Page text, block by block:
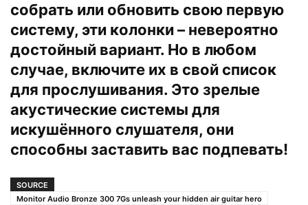
собрать или обновить свою первую
систему, эти колонки – невероятно
достойный вариант. Но в любом
случае, включите их в свой список
для прослушивания. Это зрелые
акустические системы для
искушённого слушателя, они
способны заставить вас подпевать!
SOURCE
Monitor Audio Bronze 300 7Gs unleash your hidden air guitar hero